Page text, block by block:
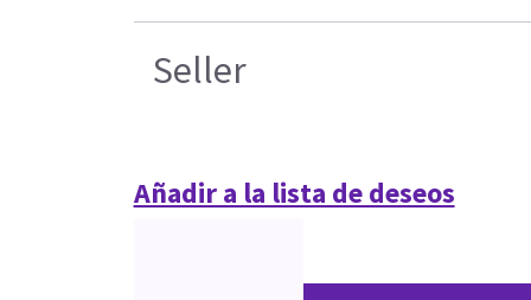
Seller
Añadir a la lista de deseos